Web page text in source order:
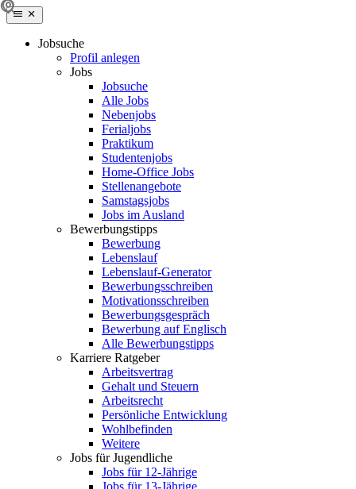
Jobsuche
Profil anlegen
Jobs
Jobsuche
Alle Jobs
Nebenjobs
Ferialjobs
Praktikum
Studentenjobs
Home-Office Jobs
Stellenangebote
Samstagsjobs
Jobs im Ausland
Bewerbungstipps
Bewerbung
Lebenslauf
Lebenslauf-Generator
Bewerbungsschreiben
Motivationsschreiben
Bewerbungsgespräch
Bewerbung auf Englisch
Alle Bewerbungstipps
Karriere Ratgeber
Arbeitsvertrag
Gehalt und Steuern
Arbeitsrecht
Persönliche Entwicklung
Wohlbefinden
Weitere
Jobs für Jugendliche
Jobs für 12-Jährige
Jobs für 13-Jährige